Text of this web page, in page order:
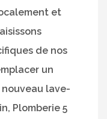
et
de nos
un
lave-
Plomberie 5